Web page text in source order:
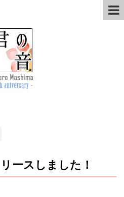
ースしました！